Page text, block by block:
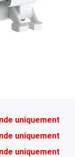
uniquement
uniquement
uniquement